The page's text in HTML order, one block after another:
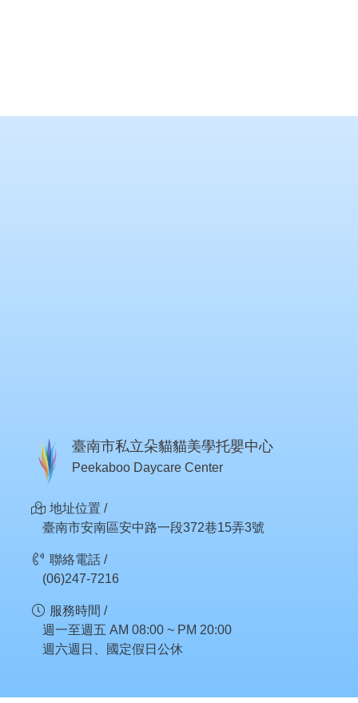
臺南市私立朵貓貓美學托嬰中心
Peekaboo Daycare Center
地址位置 /
臺南市安南區安中路一段372巷15弄3號
聯絡電話 /
(06)247-7216
服務時間 /
週一至週五 AM 08:00 ~ PM 20:00
週六週日、國定假日公休